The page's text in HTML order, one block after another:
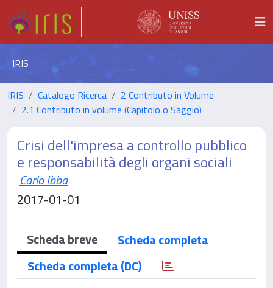
IRIS
IRIS Catalogo Ricerca
2 Contributo in Volume
2.1 Contributo in volume (Capitolo o Saggio)
Crisi dell'impresa a controllo pubblico
e responsabilità degli organi sociali
Carlo Ibba
2017-01-01
Scheda breve
Scheda completa
Scheda completa (DC)